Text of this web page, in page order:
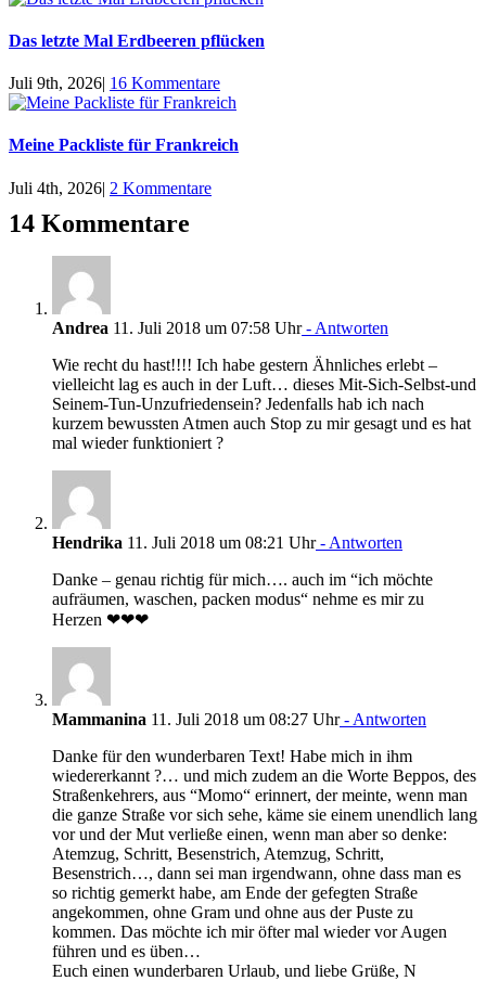
Das letzte Mal Erdbeeren pflücken
Juli 9th, 2026| 16 Kommentare
Meine Packliste für Frankreich
Juli 4th, 2026| 2 Kommentare
14 Kommentare
Andrea 11. Juli 2018 um 07:58 Uhr- Antworten
Wie recht du hast!!!! Ich habe gestern Ähnliches erlebt –
vielleicht lag es auch in der Luft… dieses Mit-Sich-Selbst-und
Seinem-Tun-Unzufriedensein? Jedenfalls hab ich nach
kurzem bewussten Atmen auch Stop zu mir gesagt und es hat
mal wieder funktioniert ?
Hendrika 11. Juli 2018 um 08:21 Uhr- Antworten
Danke – genau richtig für mich…. auch im “ich möchte
aufräumen, waschen, packen modus“ nehme es mir zu
Herzen ❤❤❤
Mammanina 11. Juli 2018 um 08:27 Uhr- Antworten
Danke für den wunderbaren Text! Habe mich in ihm
wiedererkannt ?… und mich zudem an die Worte Beppos, des
Straßenkehrers, aus “Momo“ erinnert, der meinte, wenn man
die ganze Straße vor sich sehe, käme sie einem unendlich lang
vor und der Mut verließe einen, wenn man aber so denke:
Atemzug, Schritt, Besenstrich, Atemzug, Schritt,
Besenstrich…, dann sei man irgendwann, ohne dass man es
so richtig gemerkt habe, am Ende der gefegten Straße
angekommen, ohne Gram und ohne aus der Puste zu
kommen. Das möchte ich mir öfter mal wieder vor Augen
führen und es üben…
Euch einen wunderbaren Urlaub, und liebe Grüße, N